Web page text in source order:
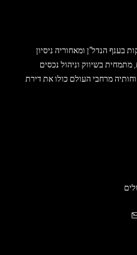
בענף הנדל”ן ומאחוריה ניסיון
שנה בתחום, מתמחית בשיווק וניהול נכסים
מרחבי העולם כולו את דירת